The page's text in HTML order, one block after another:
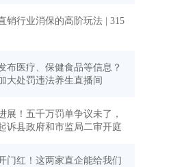
销行业消保的高阶玩法 | 315
布医疗、保健食品等信息？
大处罚违法养生直播间
展！五千万罚单争议未了，
诉县政府和市监局二审开庭
门红！这两家直企能给我们